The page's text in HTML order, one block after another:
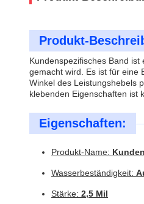
Produkt-
Kundenspezifisches Band
gemacht wird. Es ist für eine
Winkel des Leistungshebels
klebenden Eigenschaften ist
Eigenschaften:
Produkt-Name:
Wasserbeständigkeit:
Stärke: 2,5 Mil